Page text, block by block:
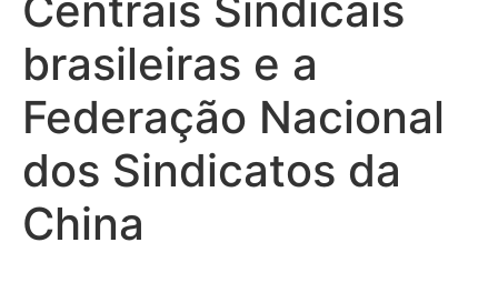
brasileiras e a
Federação Nacional
dos Sindicatos da
China